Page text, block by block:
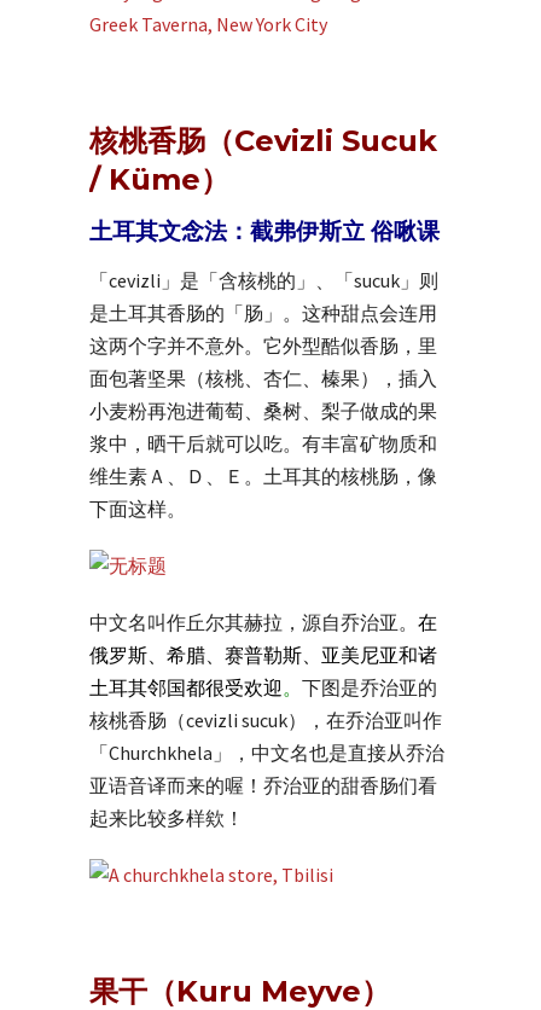
核桃香肠（Cevizli Sucuk
/ Küme）
土耳其文念法：截弗伊斯立 俗啾课
「cevizli」是「含核桃的」、「sucuk」则
是土耳其香肠的「肠」。这种甜点会连用
这两个字并不意外。它外型酷似香肠，里
面包著坚果（核桃、杏仁、榛果），插入
小麦粉再泡进葡萄、桑树、梨子做成的果
浆中，晒干后就可以吃。有丰富矿物质和
维生素Ａ、Ｄ、Ｅ。土耳其的核桃肠，像
下面这样。
中文名叫作丘尔其赫拉，源自乔治亚。 在
俄罗斯、希腊、赛普勒斯、亚美尼亚和诸
土耳其邻国都很受欢迎。 下图是乔治亚的
核桃香肠（cevizli sucuk），在乔治亚叫作
「Churchkhela」，中文名也是直接从乔治
亚语音译而来的喔！乔治亚的甜香肠们看
起来比较多样欸！
果干（Kuru Meyve）